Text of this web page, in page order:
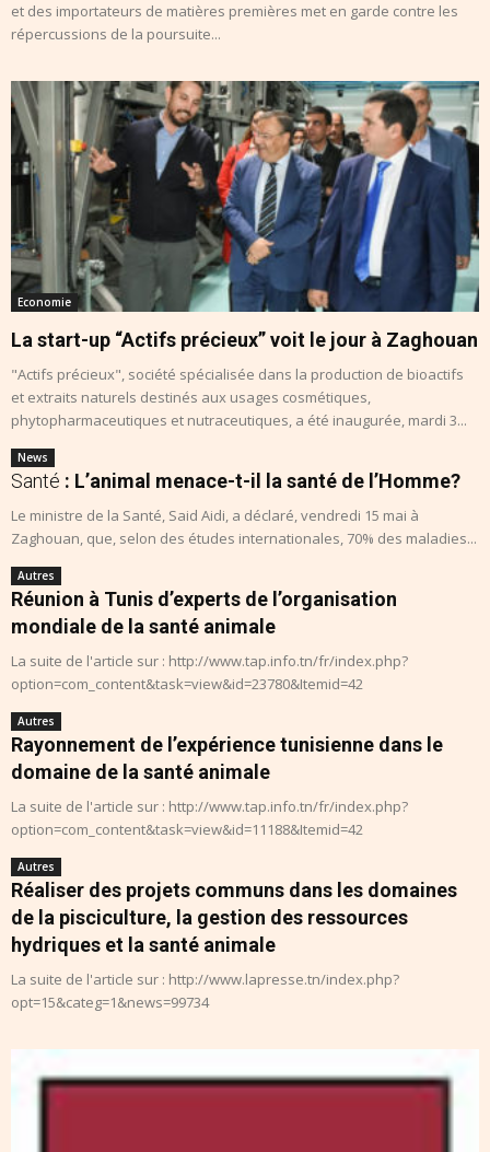
et des importateurs de matières premières met en garde contre les
répercussions de la poursuite...
Economie
La start-up “Actifs précieux” voit le jour à Zaghouan
"Actifs précieux", société spécialisée dans la production de bioactifs
et extraits naturels destinés aux usages cosmétiques,
phytopharmaceutiques et nutraceutiques, a été inaugurée, mardi 3...
News
Santé : L’animal menace-t-il la santé de l’Homme?
Le ministre de la Santé, Said Aidi, a déclaré, vendredi 15 mai à
Zaghouan, que, selon des études internationales, 70% des maladies...
Autres
Réunion à Tunis d’experts de l’organisation
mondiale de la santé animale
La suite de l'article sur : http://www.tap.info.tn/fr/index.php?
option=com_content&task=view&id=23780&Itemid=42
Autres
Rayonnement de l’expérience tunisienne dans le
domaine de la santé animale
La suite de l'article sur : http://www.tap.info.tn/fr/index.php?
option=com_content&task=view&id=11188&Itemid=42
Autres
Réaliser des projets communs dans les domaines
de la pisciculture, la gestion des ressources
hydriques et la santé animale
La suite de l'article sur : http://www.lapresse.tn/index.php?
opt=15&categ=1&news=99734